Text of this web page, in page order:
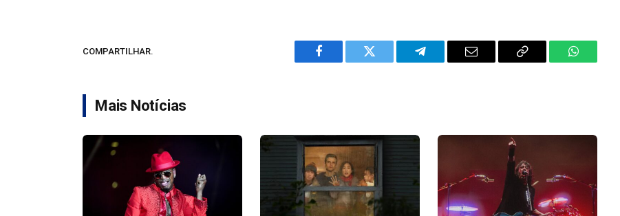
COMPARTILHAR.
Facebook Twitter Telegram Email
Copy
WhatsApp
Mais Notícias